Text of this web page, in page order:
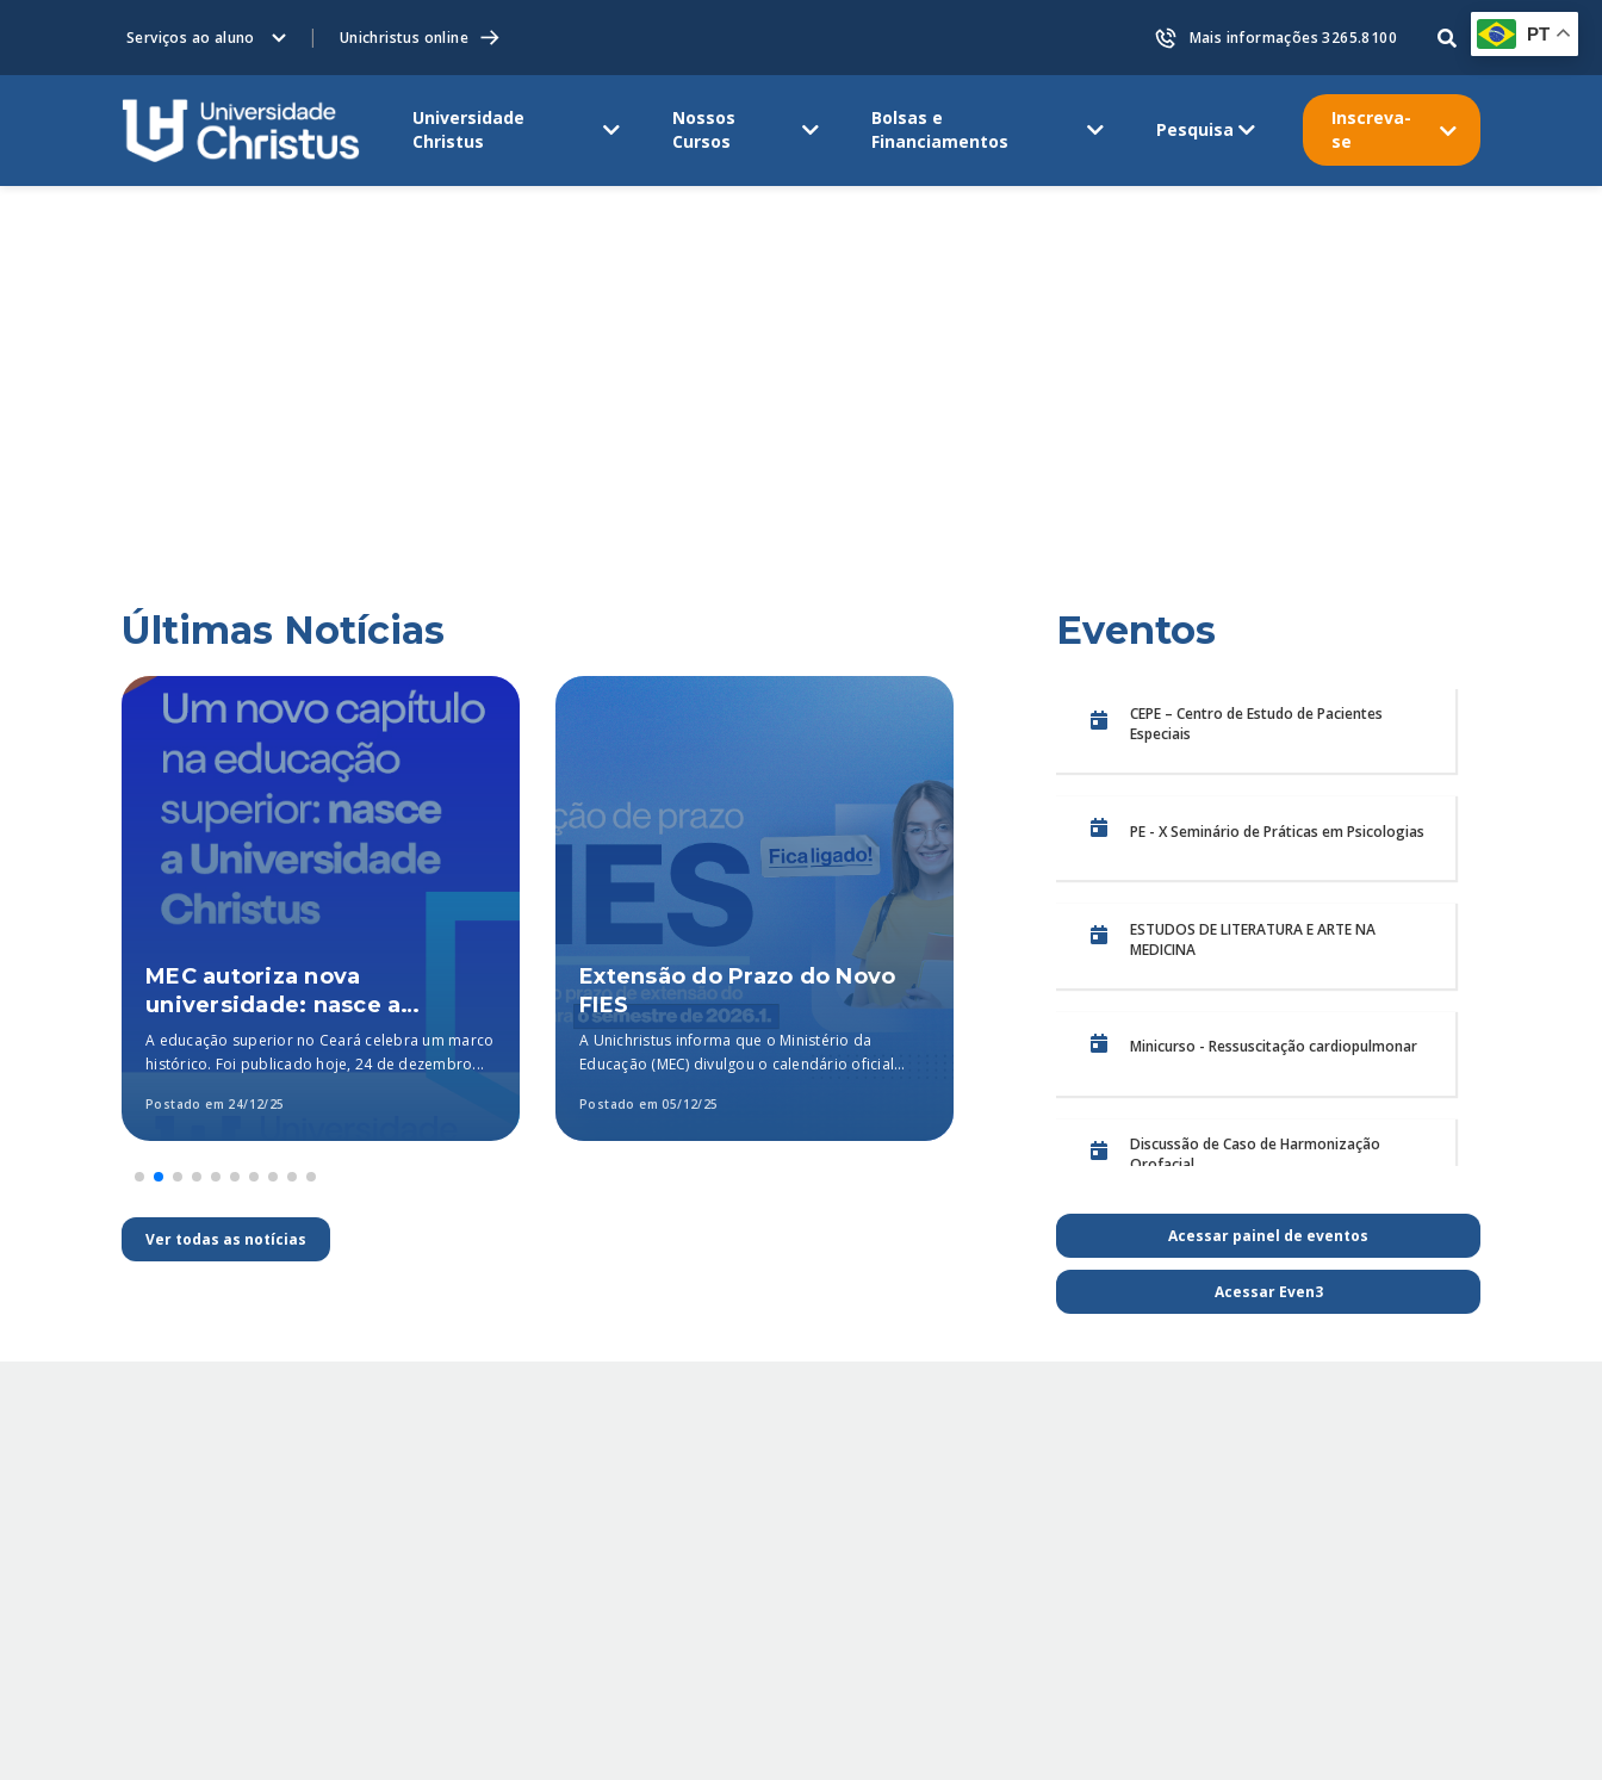
Serviços ao aluno Unichristus online Mais informações 3265.8100
Universidade
Christus
Nossos
Cursos
Bolsas e
Financiamentos
Pesquisa
Inscreva-
se
Últimas Notícias
MEC autoriza nova
universidade: nasce a
Universidade Christus, a
melhor particular do Brasil,
A educação superior no Ceará celebra um marco
histórico. Foi publicado hoje, 24 de dezembro...
Postado em 24/12/25
Extensão do Prazo do Novo
FIES
A Unichristus informa que o Ministério da
Educação (MEC) divulgou o calendário oficial
Postado em 05/12/25
Enfermagem da Unichristus
O III Encontro de Ensino, Pesquisa e Extensão do
Ver todas as notícias
Eventos
CEPE – Centro de Estudo de Pacientes
Especiais
PE - X Seminário de Práticas em Psicologias
ESTUDOS DE LITERATURA E ARTE NA
MEDICINA
Minicurso - Ressuscitação cardiopulmonar
Discussão de Caso de Harmonização
Orofacial
PE Projeto de Reabilitação Funcional
Acessar painel de eventos
Acessar Even3
PT